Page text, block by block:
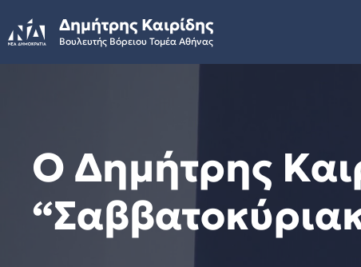
to
content
Δημήτρης Καιρίδης
Βουλευτής Βόρειου Τομέα Αθήνας
Ο Δημήτρης